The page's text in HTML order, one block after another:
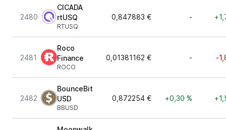
2480
CICADA
rtUSQ
RTUSQ
0,847883 € -
2481
Roco
Finance
ROCO
0,01381162 € - -
2482
BounceBit
USD
BBUSD
0,872254 € +0,30 %